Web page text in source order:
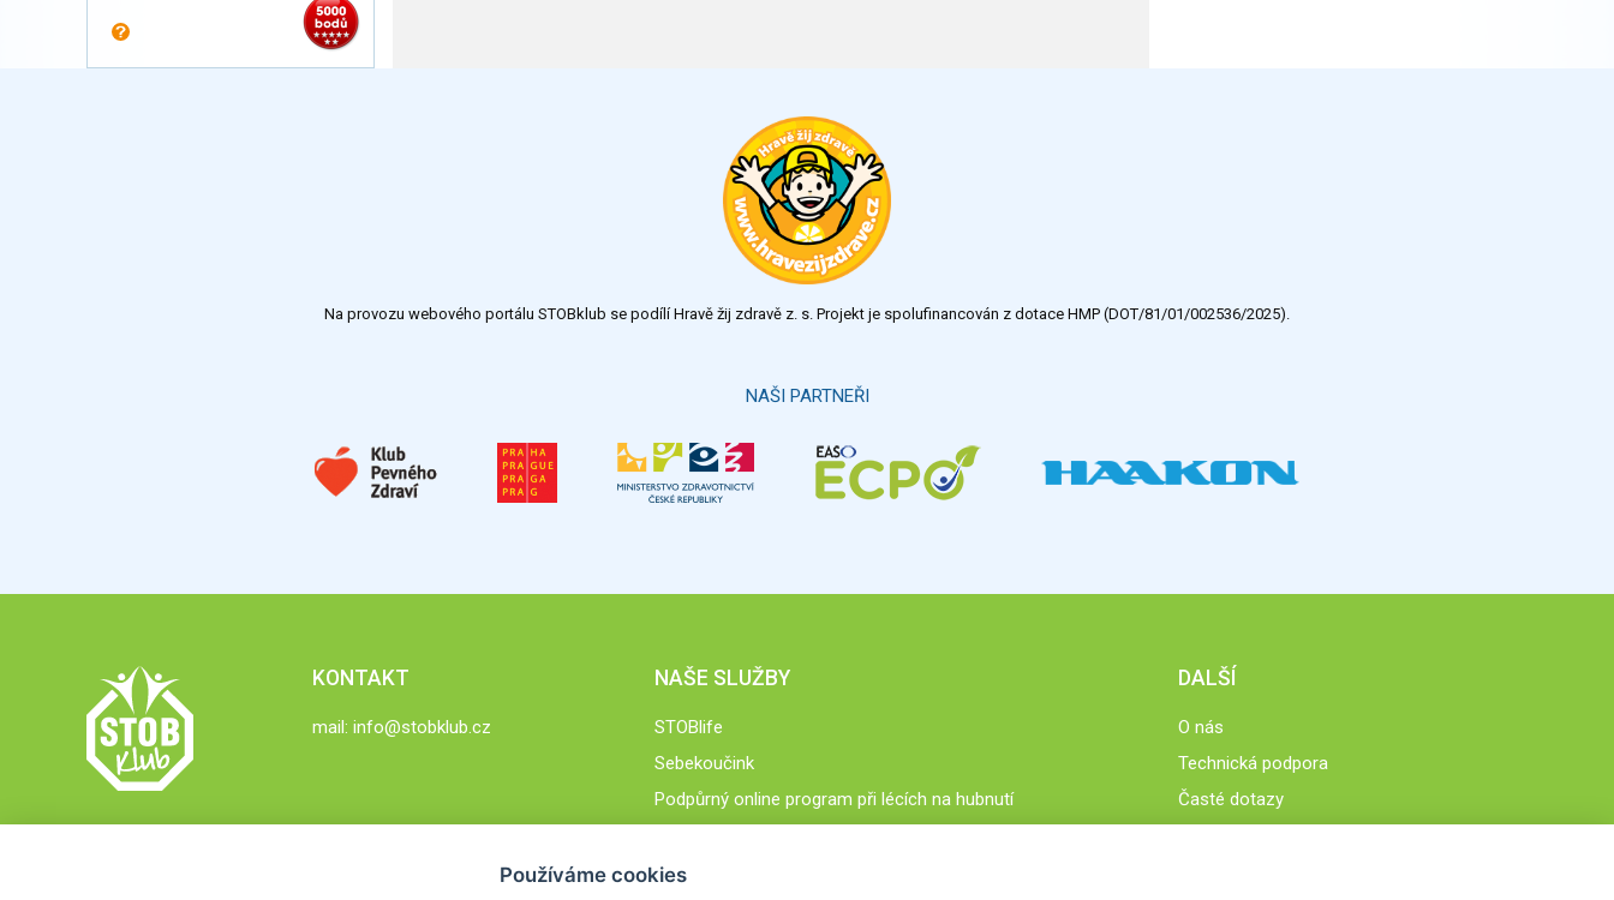
Na provozu webového portálu STOBklub se podílí Hravě žij zdravě z. s. Projekt je spolufinancován z dotace HMP (DOT/81/01/002536/2025).
NAŠI PARTNEŘI
KONTAKT
mail: info@stobklub.cz
NAŠE SLUŽBY
STOBlife
Sebekoučink
Podpůrný online program při lécích na hubnutí
DALŠÍ
O nás
Technická podpora
Časté dotazy
Používáme cookies